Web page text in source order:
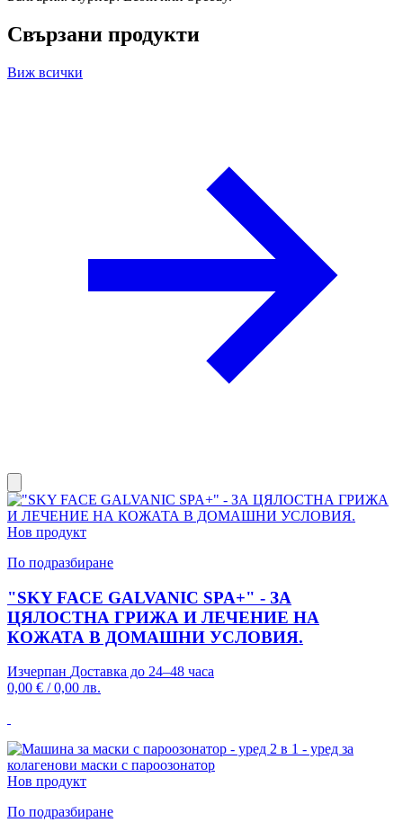
Свързани продукти
Виж всички
Нов продукт
По подразбиране
"SKY FACE GALVANIC SPA+" - ЗА
ЦЯЛОСТНА ГРИЖА И ЛЕЧЕНИЕ НА
КОЖАТА В ДОМАШНИ УСЛОВИЯ.
Изчерпан Доставка до 24–48 часа
0,00 € / 0,00 лв.
Нов продукт
По подразбиране